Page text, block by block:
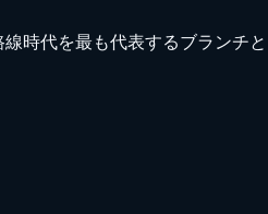
代を最も代表するブランチと